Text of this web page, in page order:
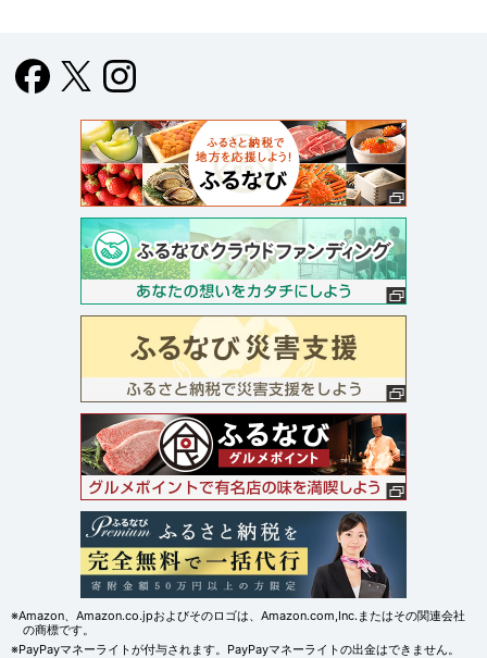
※Amazon、Amazon.co.jpおよびそのロゴは、Amazon.com,Inc.またはその関連会社
の商標です。
※PayPayマネーライトが付与されます。PayPayマネーライトの出金はできません。